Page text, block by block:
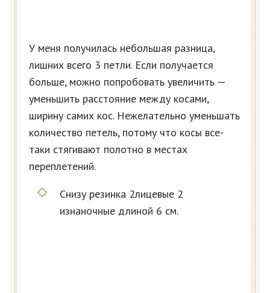
У меня получилась небольшая разница,
лишних всего 3 петли. Если получается
больше, можно попробовать увеличить —
уменьшить расстояние между косами,
ширину самих кос. Нежелательно уменьшать
количество петель, потому что косы все-
таки стягивают полотно в местах
переплетений.
Снизу резинка 2лицевые 2
изнаночные длиной 6 см.